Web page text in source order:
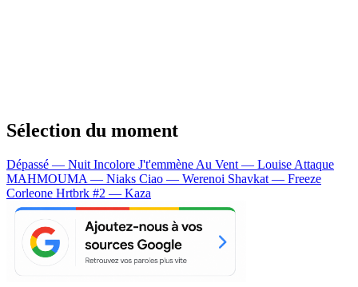
Sélection du moment
Dépassé — Nuit Incolore J't'emmène Au Vent — Louise Attaque
MAHMOUMA — Niaks Ciao — Werenoi Shavkat — Freeze
Corleone Hrtbrk #2 — Kaza